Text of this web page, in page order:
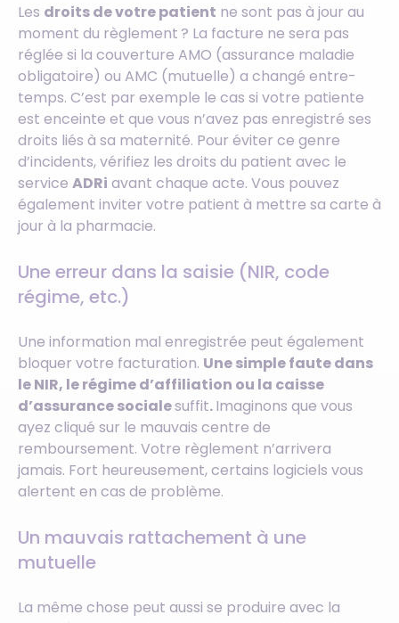
Les droits de votre patient ne sont pas à jour au
moment du règlement ? La facture ne sera pas
réglée si la couverture AMO (assurance maladie
obligatoire) ou AMC (mutuelle) a changé entre-
temps. C’est par exemple le cas si votre patiente
est enceinte et que vous n’avez pas enregistré ses
droits liés à sa maternité. Pour éviter ce genre
d’incidents, vérifiez les droits du patient avec le
service ADRi avant chaque acte. Vous pouvez
également inviter votre patient à mettre sa carte à
jour à la pharmacie.
Une erreur dans la saisie (NIR, code
régime, etc.)
Une information mal enregistrée peut également
bloquer votre facturation. Une simple faute dans
le NIR, le régime d’affiliation ou la caisse
d’assurance socialesuffit.Imaginons que vous
ayez cliqué sur le mauvais centre de
remboursement. Votre règlement n’arrivera
jamais. Fort heureusement, certains logiciels vous
alertent en cas de problème.
Un mauvais rattachement à une
mutuelle
La même chose peut aussi se produire avec la